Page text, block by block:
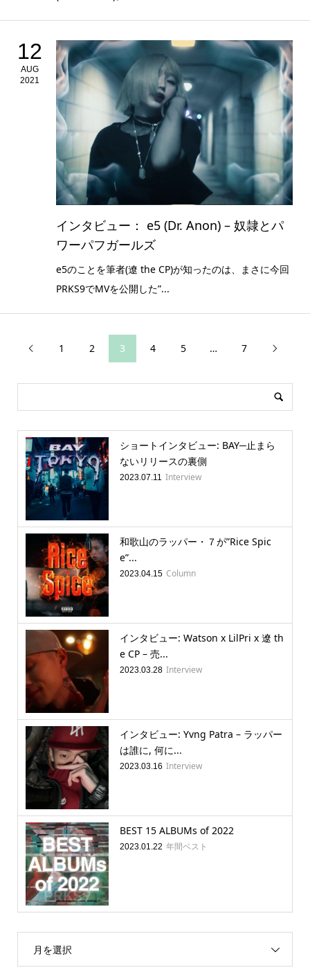
12
AUG
2021
インタビュー： e5 (Dr. Anon) – 奴隷とパ
ワーパフガールズ
e5のことを筆者(遼 the CP)が知ったのは、まさに今回
PRKS9でMVを公開した”...
 1 2 3 4 5 … 7 
ショートインタビュー: BAY─止まら
ないリリースの裏側
2023.07.11 Interview
和歌山のラッパー・７が”Rice Spic
e”...
2023.04.15 Column
インタビュー: Watson x LilPri x 遼 th
e CP – 売...
2023.03.28 Interview
インタビュー: Yvng Patra – ラッパー
は誰に, 何に...
2023.03.16 Interview
BEST 15 ALBUMs of 2022
2023.01.22 年間ベスト
月を選択